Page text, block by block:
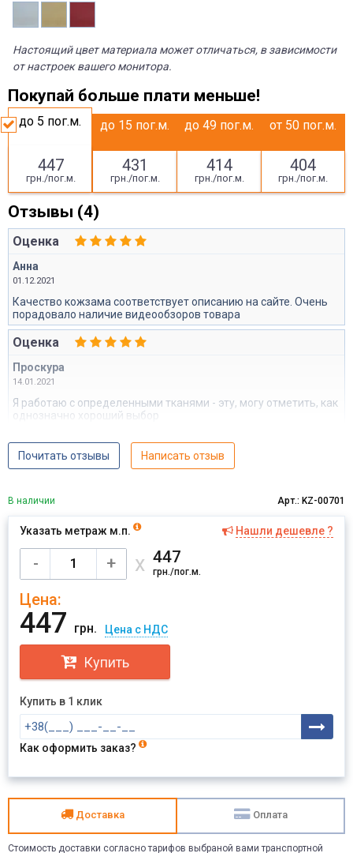
Настоящий цвет материала может отличаться, в зависимости
от настроек вашего монитора.
Покупай больше плати меньше!
до 5 пог.м.
447
грн./пог.м.
до 15 пог.м.
431
грн./пог.м.
до 49 пог.м.
414
грн./пог.м.
от 50 пог.м.
404
грн./пог.м.
Отзывы (4)
Оценка
Анна
01.12.2021
Качество кожзама соответствует описанию на сайте. Очень
порадовало наличие видеообзоров товара
Оценка
Проскура
14.01.2021
Я работаю с определенными тканями - эту, могу отметить, как
однозначно хороший выбор
Почитать отзывы Написать отзыв
В наличии Арт.: KZ-00701
Указать метраж м.п. Нашли дешевле ?
- + х 447
грн./пог.м.
Цена:
447 грн. Цена с НДС
Купить
Купить в 1 клик
Как оформить заказ?
Доставка Оплата
Стоимость доставки согласно тарифов выбраной вами транспортной